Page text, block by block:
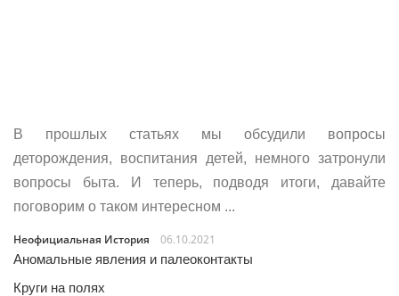
В прошлых статьях мы обсудили вопросы
деторождения, воспитания детей, немного затронули
вопросы быта. И теперь, подводя итоги, давайте
поговорим о таком интересном ...
Неофициальная История
06.10.2021
Аномальные явления и палеоконтакты
Круги на полях